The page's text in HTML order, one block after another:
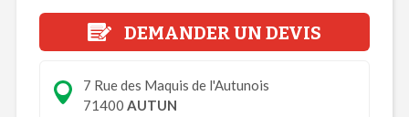
DEMANDER UN DEVIS
7 Rue des Maquis de l'Autunois
71400 AUTUN